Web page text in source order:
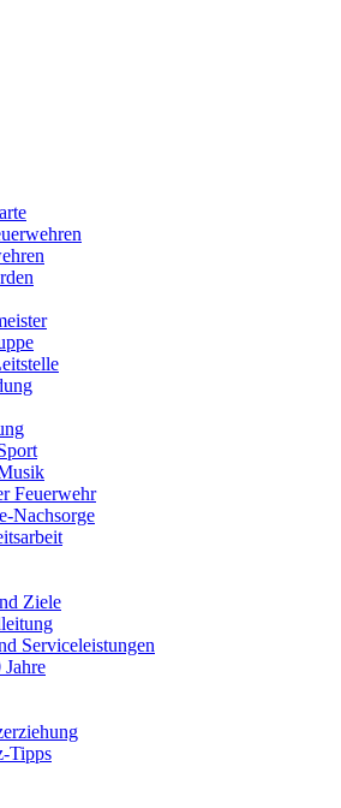
Feuerwehr
Nachsorge
Ziele
Serviceleistungen
Tipps